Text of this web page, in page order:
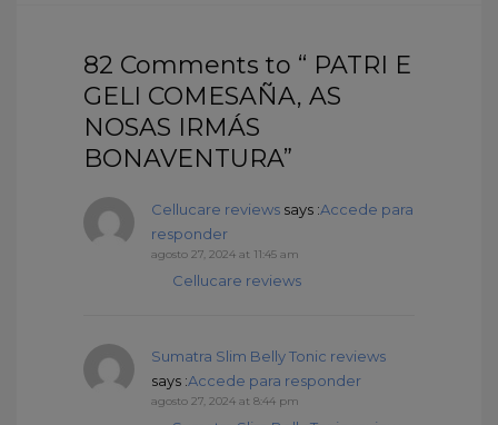
82 Comments to “ PATRI E
GELI COMESAÑA, AS
NOSAS IRMÁS
BONAVENTURA”
Cellucare reviews says :Accede para
responder
agosto 27, 2024 at 11:45 am
Cellucare reviews
Sumatra Slim Belly Tonic reviews
says :Accede para responder
agosto 27, 2024 at 8:44 pm